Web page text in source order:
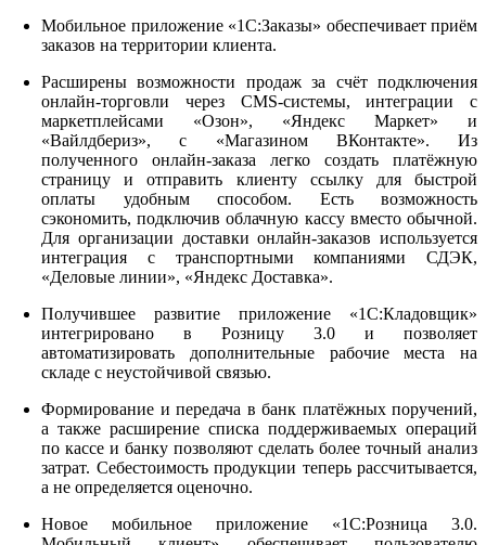
Мобильное приложение «1С:Заказы» обеспечивает приём
заказов на территории клиента.
Расширены возможности продаж за счёт подключения
онлайн-торговли через CMS-системы, интеграции с
маркетплейсами «Озон», «Яндекс Маркет» и
«Вайлдбериз», с «Магазином ВКонтакте». Из
полученного онлайн-заказа легко создать платёжную
страницу и отправить клиенту ссылку для быстрой
оплаты удобным способом. Есть возможность
сэкономить, подключив облачную кассу вместо обычной.
Для организации доставки онлайн-заказов используется
интеграция с транспортными компаниями СДЭК,
«Деловые линии», «Яндекс Доставка».
Получившее развитие приложение «1С:Кладовщик»
интегрировано в Розницу 3.0 и позволяет
автоматизировать дополнительные рабочие места на
складе с неустойчивой связью.
Формирование и передача в банк платёжных поручений,
а также расширение списка поддерживаемых операций
по кассе и банку позволяют сделать более точный анализ
затрат. Себестоимость продукции теперь рассчитывается,
а не определяется оценочно.
Новое мобильное приложение «1С:Розница 3.0.